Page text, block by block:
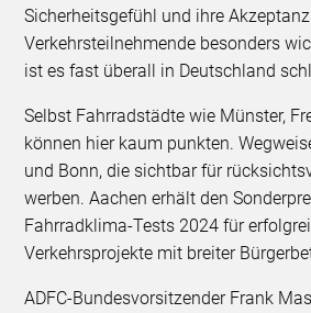
Sicherheitsgefühl und ihre
Verkehrsteilnehmende besonders
ist es fast überall in Deutschland
Selbst Fahrradstädte wie Münster,
können hier kaum punkten.
und Bonn, die sichtbar für
werben. Aachen erhält den
Fahrradklima-Tests 2024 für
Verkehrsprojekte mit breiter
ADFC-Bundesvorsitzender Frank